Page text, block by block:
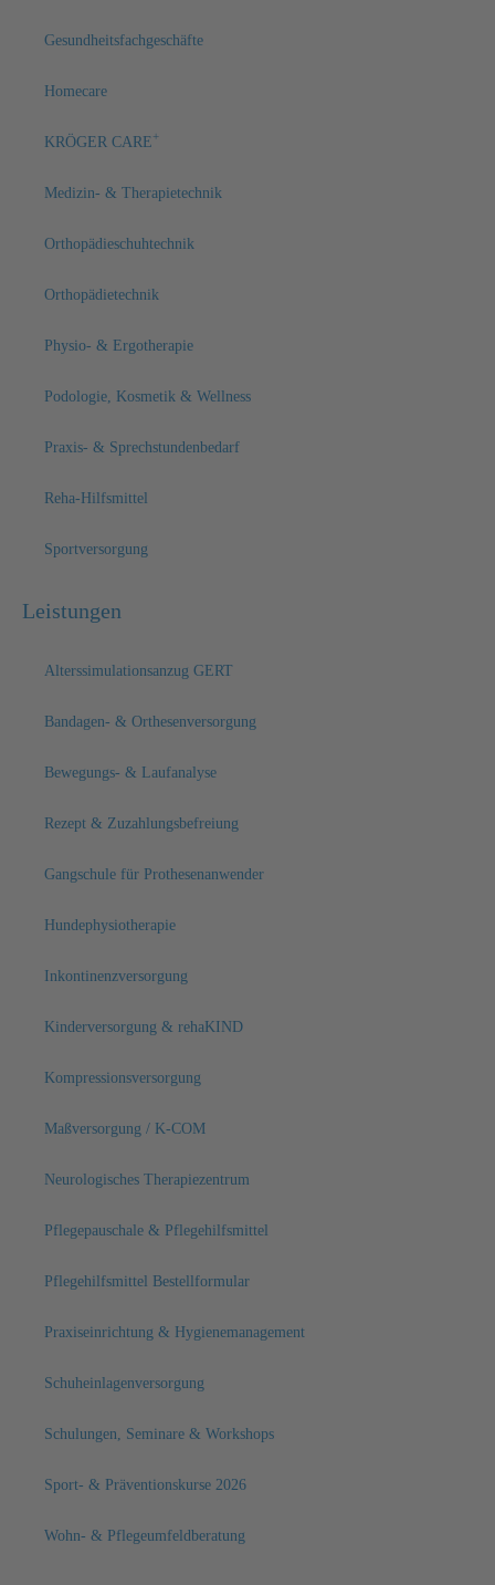
Gesundheitsfachgeschäfte
Homecare
KRÖGER CARE+
Medizin- & Therapietechnik
Orthopädieschuhtechnik
Orthopädietechnik
Physio- & Ergotherapie
Podologie, Kosmetik & Wellness
Praxis- & Sprechstundenbedarf
Reha-Hilfsmittel
Sportversorgung
Leistungen
Alterssimulationsanzug GERT
Bandagen- & Orthesenversorgung
Bewegungs- & Laufanalyse
Rezept & Zuzahlungsbefreiung
Gangschule für Prothesenanwender
Hundephysiotherapie
Inkontinenzversorgung
Kinderversorgung & rehaKIND
Kompressionsversorgung
Maßversorgung / K-COM
Neurologisches Therapiezentrum
Pflegepauschale & Pflegehilfsmittel
Pflegehilfsmittel Bestellformular
Praxiseinrichtung & Hygienemanagement
Schuheinlagenversorgung
Schulungen, Seminare & Workshops
Sport- & Präventionskurse 2026
Wohn- & Pflegeumfeldberatung